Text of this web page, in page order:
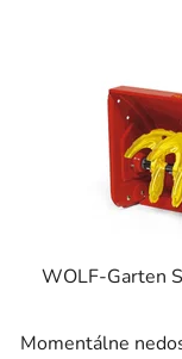
WOLF-Garten
Momentálne